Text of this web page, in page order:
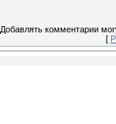
Добавлять комментарии
[